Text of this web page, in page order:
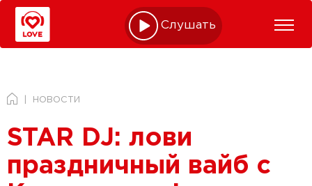
Слушать online
НОВОСТИ
STAR DJ: лови
праздничный вайб с